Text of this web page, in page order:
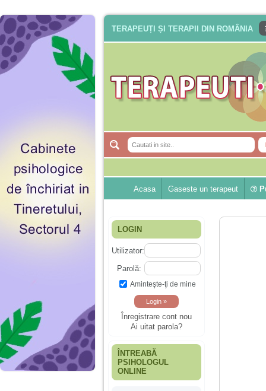
TERAPEUȚI ȘI TERAPII DIN ROMÂNIA
Acasa Gaseste un terapeut
LOGIN
Utilizator:
Parolă:
Aminteşte-ţi de mine
Înregistrare cont nou
Ai uitat parola?
ÎNTREABĂ
PSIHOLOGUL
ONLINE